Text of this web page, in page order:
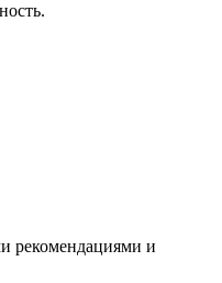
рекомендациями и